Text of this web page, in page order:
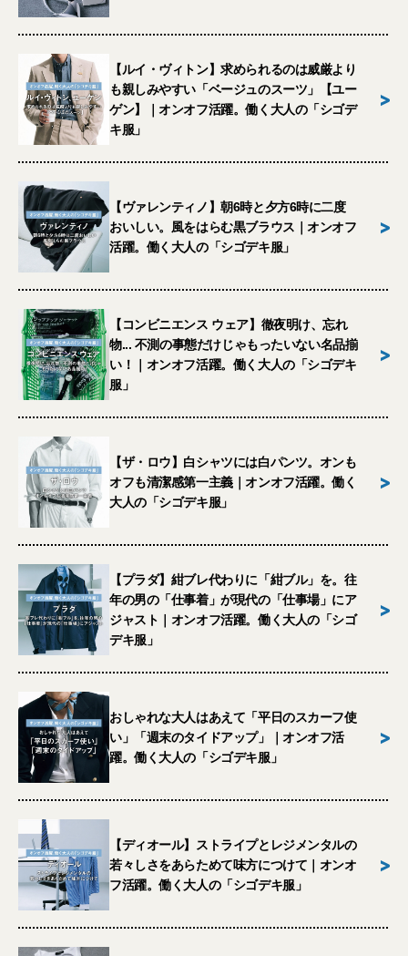
【ルイ・ヴィトン】求められるのは威厳より
も親しみやすい「ベージュのスーツ」【ユー
ゲン】｜オンオフ活躍。働く大人の「シゴデ
キ服」
>
【ヴァレンティノ】朝6時と夕方6時に二度
おいしい。風をはらむ黒ブラウス｜オンオフ
活躍。働く大人の「シゴデキ服」
>
【コンビニエンス ウェア】徹夜明け、忘れ
物... 不測の事態だけじゃもったいない名品揃
い！｜オンオフ活躍。働く大人の「シゴデキ
服」
>
【ザ・ロウ】白シャツには白パンツ。オンも
オフも清潔感第一主義｜オンオフ活躍。働く
大人の「シゴデキ服」
>
【プラダ】紺ブレ代わりに「紺ブル」を。往
年の男の「仕事着」が現代の「仕事場」にア
ジャスト｜オンオフ活躍。働く大人の「シゴ
デキ服」
>
おしゃれな大人はあえて「平日のスカーフ使
い」「週末のタイドアップ」｜オンオフ活
躍。働く大人の「シゴデキ服」
>
【ディオール】ストライプとレジメンタルの
若々しさをあらためて味方につけて｜オンオ
フ活躍。働く大人の「シゴデキ服」
>